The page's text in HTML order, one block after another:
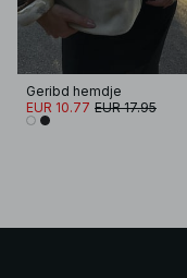
Geribd hemdje
EUR 10.77 EUR 17.95